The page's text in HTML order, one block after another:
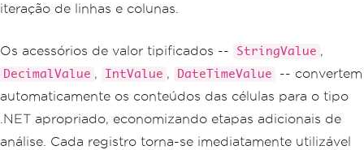
iteração de linhas e colunas.
Os acessórios de valor tipificados -- StringValue ,
DecimalValue , IntValue , DateTimeValue
-- convertem
automaticamente os conteúdos das células para o tipo
.NET apropriado, economizando etapas adicionais de
análise. Cada registro torna-se imediatamente utilizável